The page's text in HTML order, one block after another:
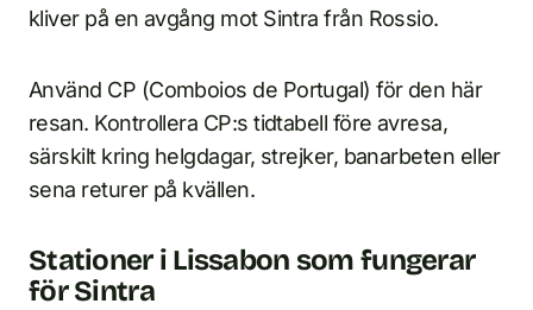
kliver på en avgång mot Sintra från Rossio.
Använd CP (Comboios de Portugal) för den här
resan. Kontrollera CP:s tidtabell före avresa,
särskilt kring helgdagar, strejker, banarbeten eller
sena returer på kvällen.
Stationer i Lissabon som fungerar
för Sintra